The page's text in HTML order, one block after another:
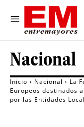
Nacional
Inicio Nacional
La
Europeos destinados
por las Entidades